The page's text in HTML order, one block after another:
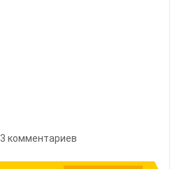
3 комментариев